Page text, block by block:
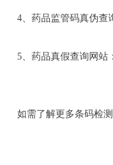
4、药品监管码真伪查
5、药品真假查询网站：
如需了解更多条码检